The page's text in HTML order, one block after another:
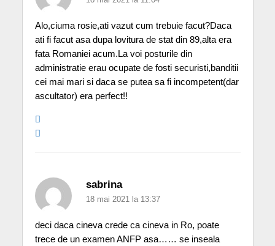
Alo,ciuma rosie,ati vazut cum trebuie facut?Daca
ati fi facut asa dupa lovitura de stat din 89,alta era
fata Romaniei acum.La voi posturile din
administratie erau ocupate de fosti securisti,banditii
cei mai mari si daca se putea sa fi incompetent(dar
ascultator) era perfect!!
sabrina
18 mai 2021 la 13:37
deci daca cineva crede ca cineva in Ro, poate
trece de un examen ANFP asa…… se inseala